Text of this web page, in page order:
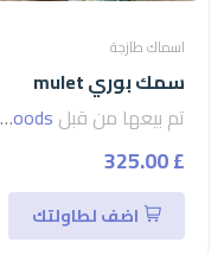
اسماك طازجة
سمك بوري mulet
تم بيعها من قبل seven foods
£ 325.00
اضف لطاولتك